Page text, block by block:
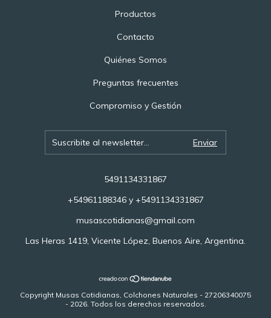
Productos
Contacto
Quiénes Somos
Preguntas frecuentes
Compromiso y Gestión
5491134331867
+54961188346 y +5491134331867
musascotidianas@gmail.com
Las Heras 1419, Vicente López, Buenos Aire, Argentina.
Copyright Musas Cotidianas, Colchones Naturales - 27206340075
- 2026. Todos los derechos reservados.